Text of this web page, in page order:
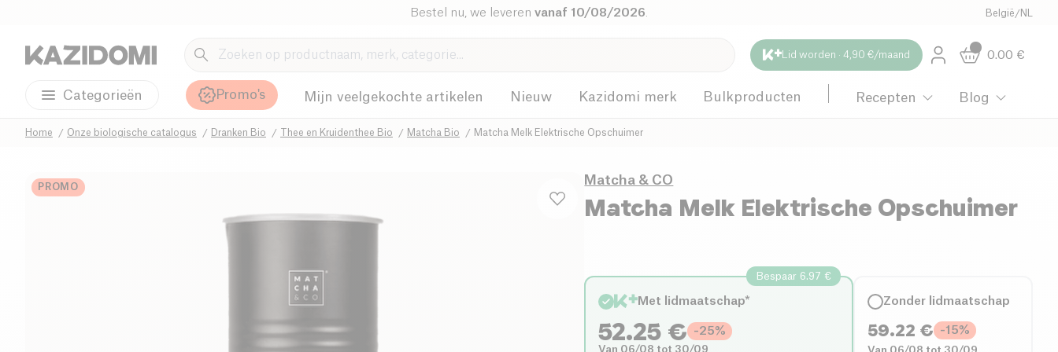
Bestel nu, we leveren vanaf 10/08/2026 België /NL
Lid worden · 4,90 €/maand 0.00 €
Categorieën Promo's Mijn veelgekochte artikelen Nieuw Kazidomi merk Bulkproducten Recepten Blog
Home Onze biologische catalogus Dranken Bio Thee en Kruidenthee Bio Matcha Bio Matcha Melk Elektrische Opschuimer
PROMO Matcha & CO
Matcha Melk Elektrische Opschuimer
Bespaar 6.97 €
Met lidmaatschap*
52.25 € -25%
Van 06/08 tot 30/09
Zonder lidmaatschap
59.22 € -15%
Van 06/08 tot 30/09